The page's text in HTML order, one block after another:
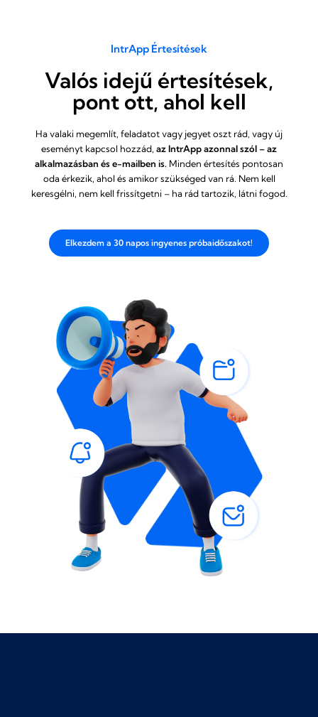
IntrApp Értesítések
Valós idejű értesítések,
pont ott, ahol kell
Ha valaki megemlít, feladatot vagy jegyet oszt rád, vagy új
eseményt kapcsol hozzád, az IntrApp azonnal szól – az
alkalmazásban és e-mailben is. Minden értesítés pontosan
oda érkezik, ahol és amikor szükséged van rá. Nem kell
keresgélni, nem kell frissítgetni – ha rád tartozik, látni fogod.
Elkezdem a 30 napos ingyenes próbaidőszakot!